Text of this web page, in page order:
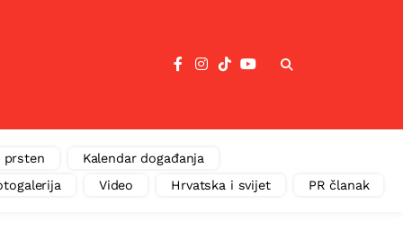
prsten
Kalendar događanja
Video Hrvatska i svijet PR članak